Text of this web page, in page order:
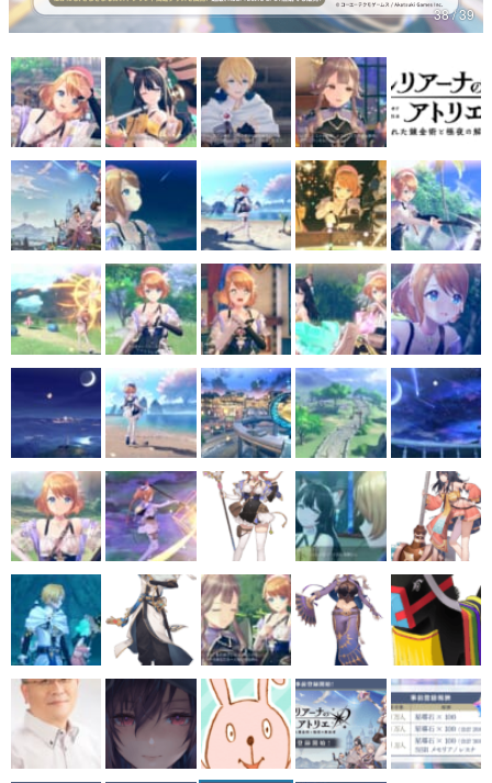
電ファミニコゲーマーとは？
運営：株式会社マレ
38 / 39